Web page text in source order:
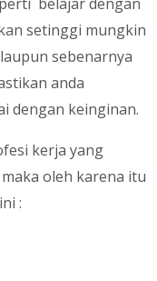
setinggi mungkin
sebenarnya
anda
dengan keinginan.
kerja yang
oleh karena itu
: